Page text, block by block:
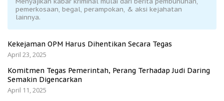
pemerkosaan, begal, perampokan, & aksi kejahatan
lainnya.
Kekejaman OPM Harus Dihentikan Secara Tegas
April 23, 2025
Komitmen Tegas Pemerintah, Perang Terhadap Judi Daring
Semakin Digencarkan
April 11, 2025